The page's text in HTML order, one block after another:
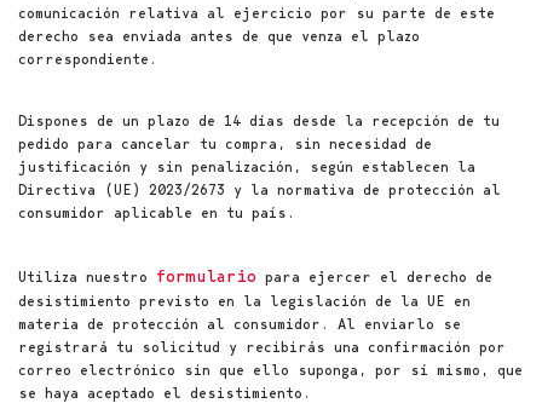
comunicación relativa al ejercicio por su parte de este
derecho sea enviada antes de que venza el plazo
correspondiente.
Dispones de un plazo de 14 días desde la recepción de tu
pedido para cancelar tu compra, sin necesidad de
justificación y sin penalización, según establecen la
Directiva (UE) 2023/2673 y la normativa de protección al
consumidor aplicable en tu país.
Utiliza nuestro formulario para ejercer el derecho de
desistimiento previsto en la legislación de la UE en
materia de protección al consumidor. Al enviarlo se
registrará tu solicitud y recibirás una confirmación por
correo electrónico sin que ello suponga, por sí mismo, que
se haya aceptado el desistimiento.